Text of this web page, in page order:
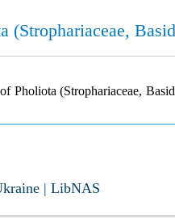
(Strophariaceae,
| LibNAS